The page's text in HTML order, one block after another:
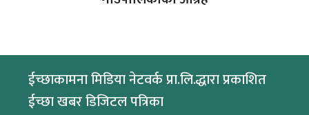
ईच्छाकामना मिडिया नेटवर्क प्रा.लि.द्धारा प्रकाशित
ईच्छा खबर डिजिटल पत्रिका